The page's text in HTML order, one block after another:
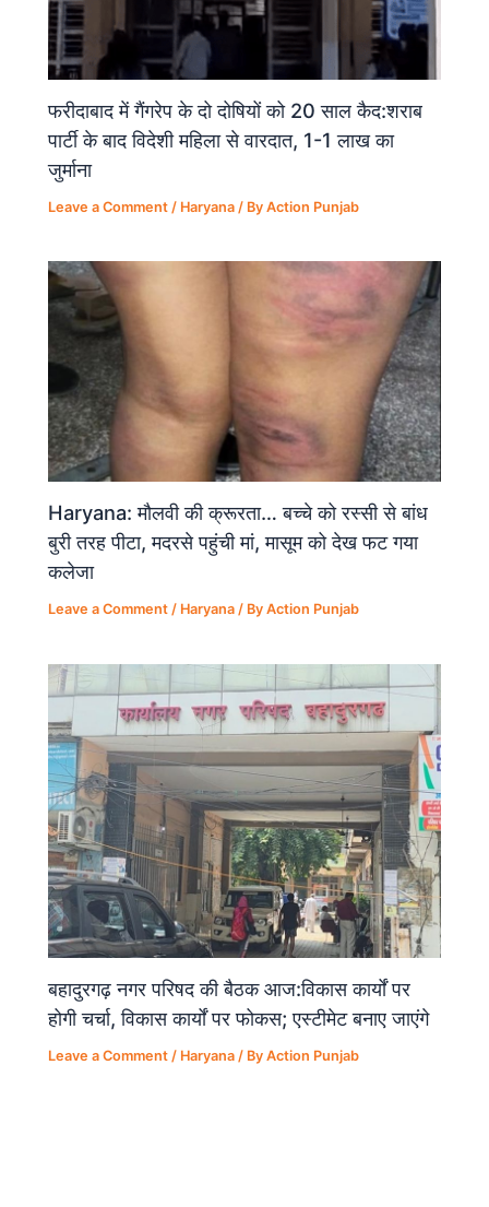
फरीदाबाद में गैंगरेप के दो दोषियों को 20 साल कैद:शराब
पार्टी के बाद विदेशी महिला से वारदात, 1-1 लाख का
जुर्माना
Leave a Comment / Haryana / ByAction Punjab
Haryana: मौलवी की क्रूरता… बच्चे को रस्सी से बांध
बुरी तरह पीटा, मदरसे पहुंची मां, मासूम को देख फट गया
कलेजा
Leave a Comment / Haryana / ByAction Punjab
बहादुरगढ़ नगर परिषद की बैठक आज:विकास कार्यों पर
होगी चर्चा, विकास कार्यों पर फोकस; एस्टीमेट बनाए जाएंगे
Leave a Comment / Haryana / ByAction Punjab